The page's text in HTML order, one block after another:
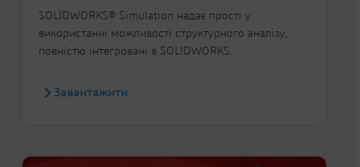
SOLIDWORKS® Simulation надає прості у
використанні можливості структурного аналізу,
повністю інтегровані в SOLIDWORKS.
Завантажити